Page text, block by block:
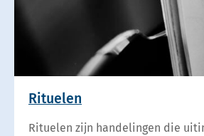
Rituelen
Rituelen zijn handelingen die